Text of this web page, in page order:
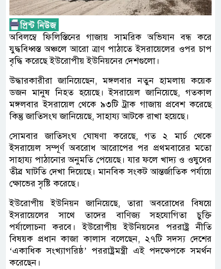
অবিলম্বে ফিলিস্তিনের গাজায় সামরিক অভিযান বন্ধ করে
যুদ্ধবিধ্বস্ত অঞ্চলে আরো ত্রাণ পাঠাতে ইসরায়েলের ওপর চাপ
বৃদ্ধি করেছে ইউরোপীয় ইউনিয়নের দেশগুলো।
উদ্ধারকারীরা জানিয়েছেন, মঙ্গলবার নতুন হামলায় কয়েক
ডজন মানুষ নিহত হয়েছে। ইসরায়েল জানিয়েছে, গতকাল
মঙ্গলবার ইসরায়েল থেকে ৯৩টি ট্রাক গাজায় প্রবেশ করেছে
কিন্তু জাতিসংঘ জানিয়েছে, সাহায্য আটকে রাখা হয়েছে।
সোমবার জাতিসংঘ ঘোষণা করেছে, গত ২ মার্চ থেকে
ইসরায়েল সম্পূর্ণ অবরোধ আরোপের পর প্রথমবারের মতো
সাহায্য পাঠানোর অনুমতি পেয়েছে। যার ফলে খাদ্য ও ওষুধের
তীব্র ঘাটতি দেখা দিয়েছে। মানবিক সংকট আন্তর্জাতিক পর্যায়ে
ক্ষোভের সৃষ্টি করেছে।
ইউরোপীয় ইউনিয়ন জানিয়েছে, তারা অবরোধের বিষয়ে
ইসরায়েলের সাথে তাদের বাণিজ্য সহযোগিতা চুক্তি
পর্যালোচনা করবে। ইউরোপীয় ইউনিয়নের পররাষ্ট্র নীতি
বিষয়ক প্রধান কাজা কালাস বলেছেন, ২৭টি সদস্য দেশের
‘একাধিক সংখ্যাগরিষ্ঠ’ পররাষ্ট্রমন্ত্রী এই পদক্ষেপকে সমর্থন
করেছেন।